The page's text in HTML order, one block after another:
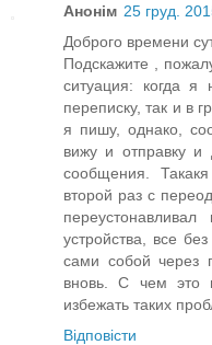
Анонім 25 груд.
Доброго времени
Подскажите ,
ситуация: когда
переписку, так и в
я пишу, однако,
вижу и отправку и
сообщения.
второй раз с
устройства, все
сами собой через
вновь. С чем это
избежать таких
Відповісти